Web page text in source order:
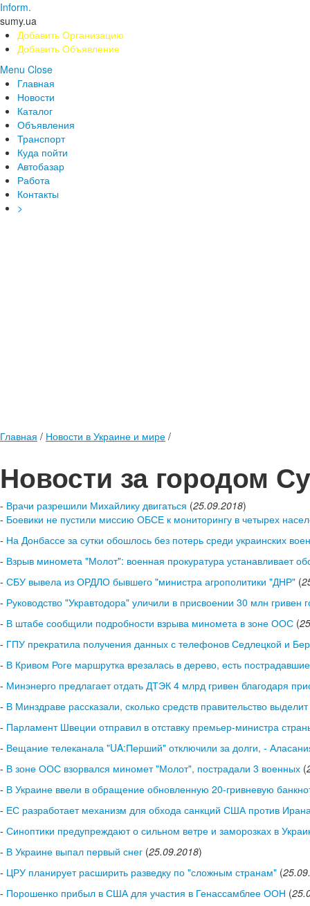
Inform.
sumy.ua
Добавить Организацию
Добавить Объявление
Menu Close
Главная
Новости
Каталог
Объявления
Транспорт
Куда пойти
Автобазар
Работа
Контакты
>
Главная / Новости в Украине и мире /
Новости за городом
- Врачи разрешили Михайлику двигаться (25.09.2018)
- Боевики не пустили миссию ОБСЕ к мониторингу в четырех
- На Донбассе за сутки обошлось без потерь среди украинских
- Взрыв миномета "Молот": военная прокуратура устанавливает
- СБУ вывела из ОРДЛО бывшего "министра агрополитики "ДНР" (
- Руководство "Укравтодора" уличили в присвоении 30 млн гривен
- В штабе сообщили подробности взрыва миномета в зоне ООС (
- ГПУ прекратила получения данных с телефонов Седлецкой и
- В Кривом Роге маршрутка врезалась в дерево, есть пострадавшие
- Минэнерго предлагает отдать ДТЭК 4 млрд гривен благодаря
- В Минздраве рассказали, сколько средств правительство
- Парламент Швеции отправил в отставку премьер-министра
- Вещание телеканала "UA:Перший" отключили за долги, -
- В зоне ООС взорвался миномет "Молот", пострадали 3 военных (
- В Украине ввели в обращение обновленную 20-гривневую
- ЕС разработает механизм для обхода санкций США против
- Синоптики предупреждают о сильном ветре и заморозках в
- В Украине выпал первый снег (25.09.2018)
- ЦРУ планирует расширить разведку по "сложным странам" (
- Порошенко прибыл в США для участия в Генассамблее ООН (